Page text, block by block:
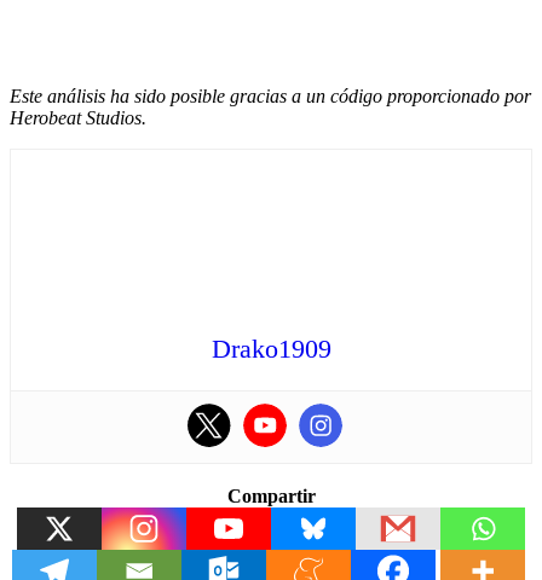
Este análisis ha sido posible gracias a un código proporcionado por
Herobeat Studios.
Drako1909
Compartir